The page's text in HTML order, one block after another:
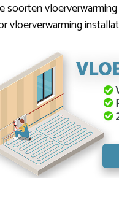
soorten
vloerverwarming